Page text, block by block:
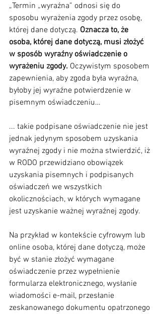
„Termin „wyraźna” odnosi się do
sposobu wyrażenia zgody przez osobę,
której dane dotyczą. Oznacza to, że
osoba, której dane dotyczą, musi złożyć
w sposób wyraźny oświadczenie o
wyrażeniu zgody. Oczywistym sposobem
zapewnienia, aby zgoda była wyraźna,
byłoby jej wyraźne potwierdzenie w
pisemnym oświadczeniu…
... takie podpisane oświadczenie nie jest
jednak jedynym sposobem uzyskania
wyraźnej zgody i nie można stwierdzić, iż
w RODO przewidziano obowiązek
uzyskania pisemnych i podpisanych
oświadczeń we wszystkich
okolicznościach, w których wymagane
jest uzyskanie ważnej wyraźnej zgody.
Na przykład w kontekście cyfrowym lub
online osoba, której dane dotyczą, może
być w stanie złożyć wymagane
oświadczenie przez wypełnienie
formularza elektronicznego, wysłanie
wiadomości e-mail, przesłanie
zeskanowanego dokumentu opatrzonego